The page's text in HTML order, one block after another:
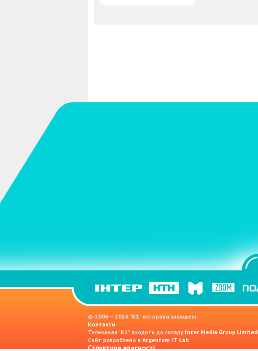
© 2006 — 2026 "K1" всі права захищені.
Контакти
Телеканал "К1" входить до складу Inter Media Group Limited
Сайт розроблено в Argentum IT Lab
Структура власності